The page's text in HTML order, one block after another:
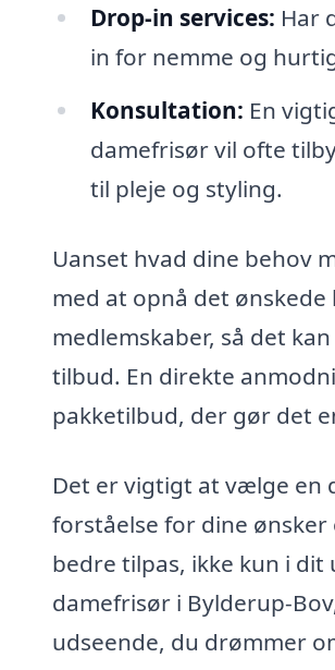
Drop-in services: Har
in for nemme og
Konsultation: En
damefrisør vil ofte
til pleje og styling.
Uanset hvad dine behov
med at opnå det
medlemskaber, så det
tilbud. En direkte
pakketilbud, der gør det
Det er vigtigt at vælge en
forståelse for dine
bedre tilpas, ikke kun i dit
damefrisør i Bylderup-
udseende, du drømmer